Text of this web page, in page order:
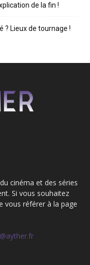
de la fin !
? Lieux de tournage !
cinéma et des séries
Si vous souhaitez
vous référer à la page